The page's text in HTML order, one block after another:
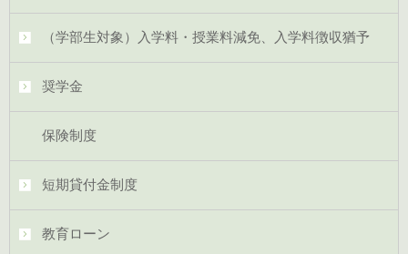
（学部生対象）入学料・授業料減免、入学料徴収猶予
奨学金
保険制度
短期貸付金制度
教育ローン